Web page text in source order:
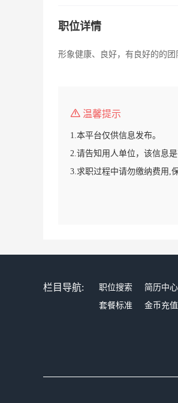
职位详情
形象健康、良好，有良好的的
温馨提示
1.本平台仅供信息发布。
2.请告知用人单位，该信息
3.求职过程中请勿缴纳费用,
栏目导航: 职位搜索 简历中心
套餐标准
金币充值